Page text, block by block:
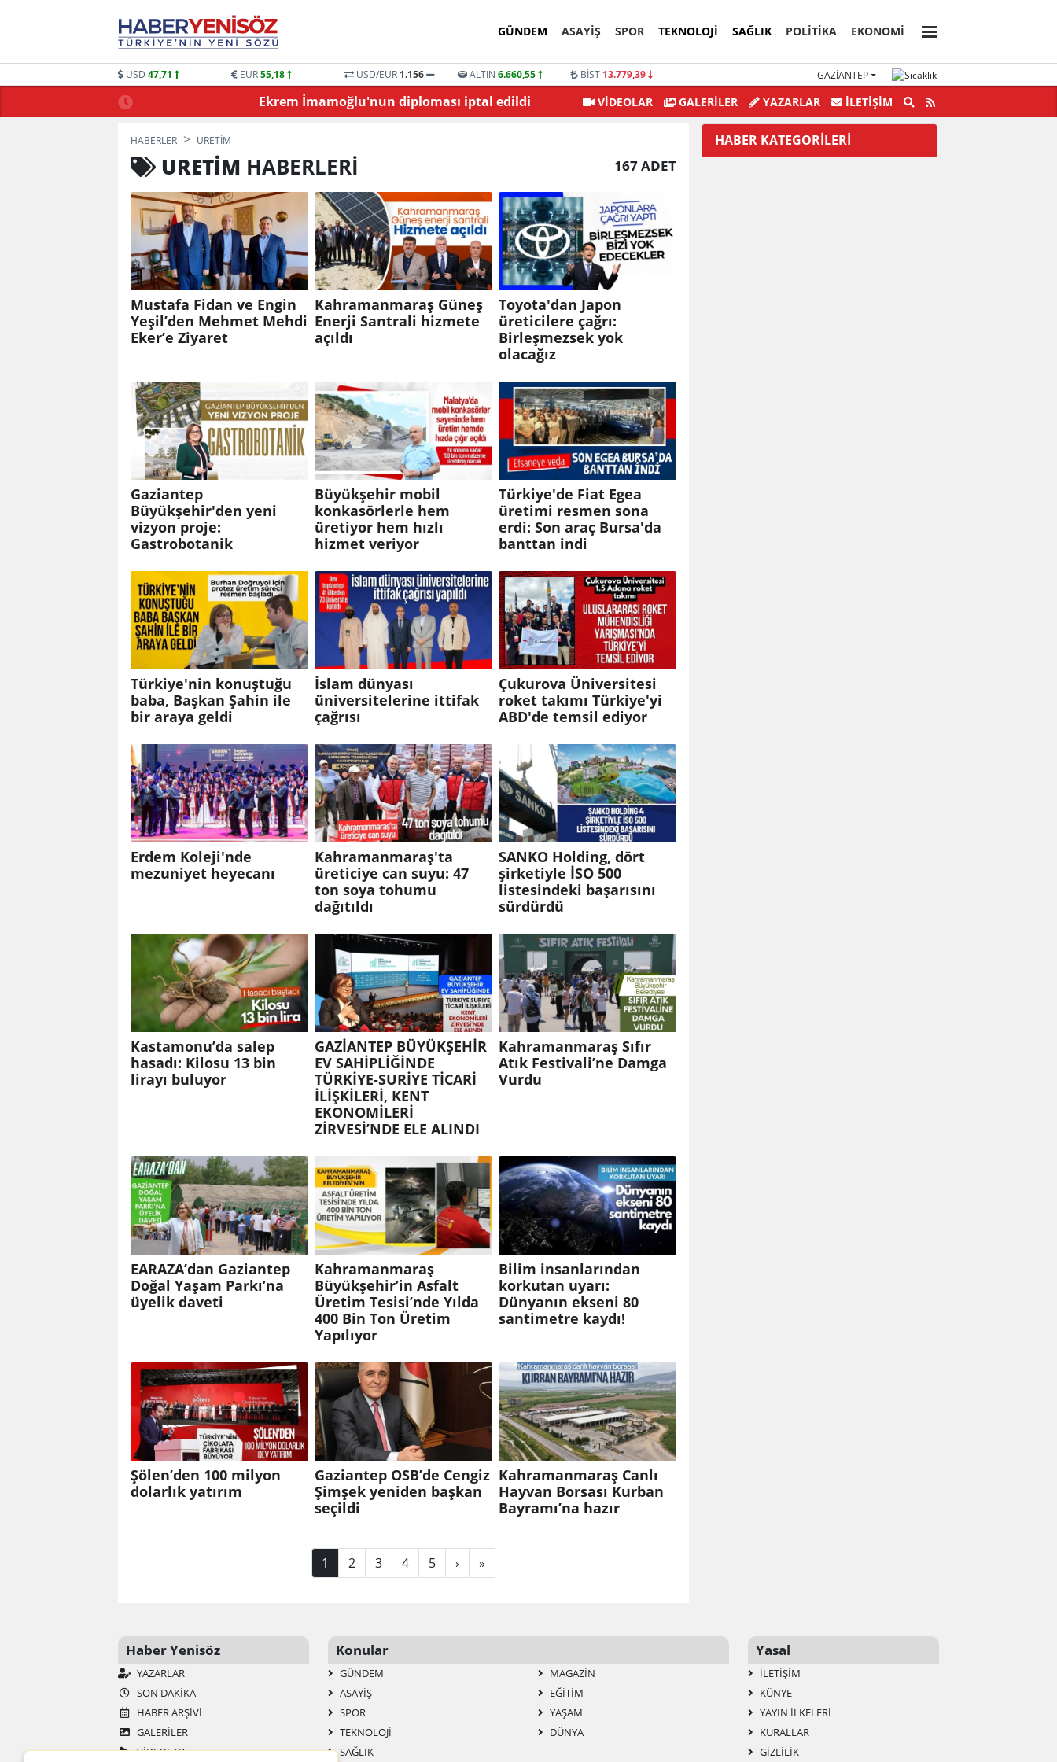
GÜNDEM ASAYİŞ SPOR TEKNOLOJI SAĞLIK POLİTİKA EKONOMİ
USD 47,71 EUR55,18 USD/EUR 1.156 ALTIN 6.660,55 BİST 13.779,39 GAZIANTEP
BULUŞTU Ekrem İmamoğlu'nun diploması iptal edildi Şehitkamil Belediyesinden Yolsuzluklar bitmek bilmiyor.
VİDEOLAR GALERİLER YAZARLAR İLETIŞIM
HABERLER URETIM
URETIM HABERLERI 167 ADET
Mustafa Fidan ve Engin
Yeşil’den Mehmet Mehdi
Eker’e Ziyaret
Kahramanmaraş Güneş
Enerji Santrali hizmete
açıldı
Toyota'dan Japon
üreticilere çağrı:
Birleşmezsek yok
olacağız
Gaziantep
Büyükşehir'den yeni
vizyon proje:
Gastrobotanik
Büyükşehir mobil
konkasörlerle hem
üretiyor hem hızlı
hizmet veriyor
Türkiye'de Fiat Egea
üretimi resmen sona
erdi: Son araç Bursa'da
banttan indi
Türkiye'nin konuştuğu
baba, Başkan Şahin ile
bir araya geldi
İslam dünyası
üniversitelerine ittifak
çağrısı
Çukurova Üniversitesi
roket takımı Türkiye'yi
ABD'de temsil ediyor
Erdem Koleji'nde
mezuniyet heyecanı
Kahramanmaraş'ta
üreticiye can suyu: 47
ton soya tohumu
dağıtıldı
SANKO Holding, dört
şirketiyle İSO 500
listesindeki başarısını
sürdürdü
Kastamonu’da salep
hasadı: Kilosu 13 bin
lirayı buluyor
GAZİANTEP BÜYÜKŞEHİR
EV SAHİPLİĞİNDE
TÜRKİYE-SURİYE TİCARİ
İLİŞKİLERİ, KENT
EKONOMİLERİ
ZİRVESİ’NDE ELE ALINDI
Kahramanmaraş Sıfır
Atık Festivali’ne Damga
Vurdu
EARAZA’dan Gaziantep
Doğal Yaşam Parkı’na
üyelik daveti
Kahramanmaraş
Büyükşehir’in Asfalt
Üretim Tesisi’nde Yılda
400 Bin Ton Üretim
Yapılıyor
Bilim insanlarından
korkutan uyarı:
Dünyanın ekseni 80
santimetre kaydı!
Şölen’den 100 milyon
dolarlık yatırım
Gaziantep OSB’de Cengiz
Şimşek yeniden başkan
seçildi
Kahramanmaraş Canlı
Hayvan Borsası Kurban
Bayramı’na hazır
1 2 3 4 5 › »
HABER KATEGORİLERİ
Haber Yenisöz
YAZARLAR
SON DAKIKA
HABER ARŞIVI
GALERİLER
VİDEOLAR
Konular
GÜNDEM
ASAYİŞ
SPOR
TEKNOLOJI
SAĞLIK
MAGAZIN
EĞITIM
YAŞAM
DÜNYA
Yasal
İLETIŞIM
KÜNYE
YAYIN İLKELERI
KURALLAR
GIZLILIK